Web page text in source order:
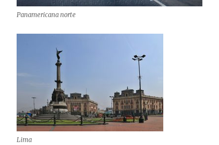
Panamericana norte
Lima